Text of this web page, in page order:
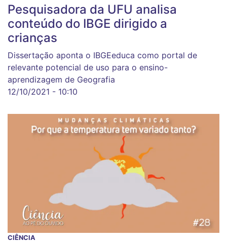
Pesquisadora da UFU analisa
conteúdo do IBGE dirigido a
crianças
Dissertação aponta o IBGEeduca como portal de
relevante potencial de uso para o ensino-
aprendizagem de Geografia
12/10/2021 - 10:10
CIÊNCIA